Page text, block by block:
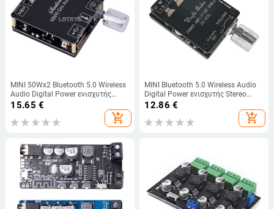
MINI 50Wx2 Bluetooth 5.0 Wireless
Audio Digital Power ενισχυτής
Στερεοφωνική πλακέτα Bluetooth
Amp Amplificador 3,5mm USB APP
C50L
15.65 €
add_shopping_cart
MINI Bluetooth 5.0 Wireless Audio
Digital Power ενισχυτής Stereo
board 50Wx2 Bluetooth Amp
12.86 €
add_shopping_cart